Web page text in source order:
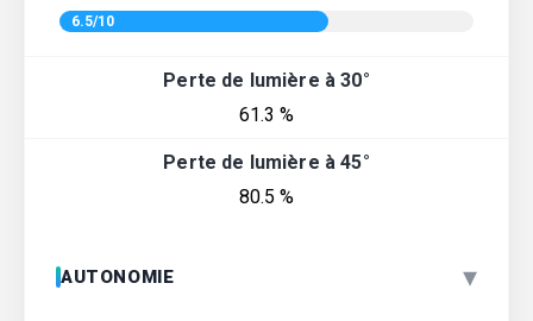
6.5/10
Perte de lumière à 30°
61.3 %
Perte de lumière à 45°
80.5 %
AUTONOMIE ▾